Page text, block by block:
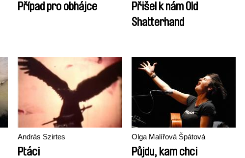
Případ pro obhájce
Přišel k nám Old
Shatterhand
András Szirtes
Ptáci
Olga Malířová Špátová
Půjdu, kam chci